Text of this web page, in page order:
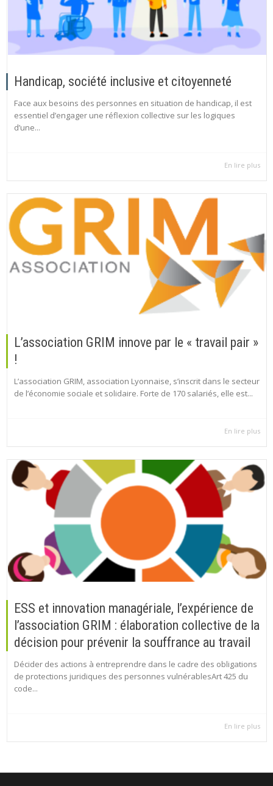
Handicap, société inclusive et citoyenneté
Face aux besoins des personnes en situation de handicap, il est
essentiel d’engager une réflexion collective sur les logiques
d’une...
En lire plus
L’association GRIM innove par le « travail pair »
!
L’association GRIM, association Lyonnaise, s’inscrit dans le secteur
de l’économie sociale et solidaire. Forte de 170 salariés, elle est...
En lire plus
ESS et innovation managériale, l’expérience de
l’association GRIM : élaboration collective de la
décision pour prévenir la souffrance au travail
Décider des actions à entreprendre dans le cadre des obligations
de protections juridiques des personnes vulnérablesArt 425 du
code...
En lire plus